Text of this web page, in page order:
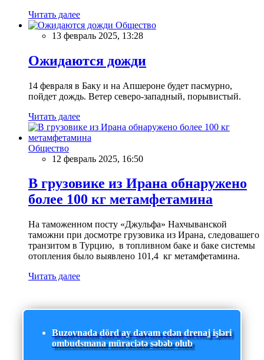
Читать далее
Общество
13 февраль 2025, 13:28
Ожидаются дожди
14 февраля в Баку и на Апшероне будет пасмурно,
пойдет дождь. Ветер северо-западный, порывистый.
Читать далее
Общество
12 февраль 2025, 16:50
В грузовике из Ирана обнаружено
более 100 кг метамфетамина
На таможенном посту «Джульфа» Нахчыванской
таможни при досмотре грузовика из Ирана, следовашего
транзитом в Турцию, в топливном баке и баке системы
отопления было выявлено 101,4 кг метамфетамина.
Читать далее
Buzovnada dörd ay davam edən drenaj işləri
ombudsmana müraciətə səbəb olub